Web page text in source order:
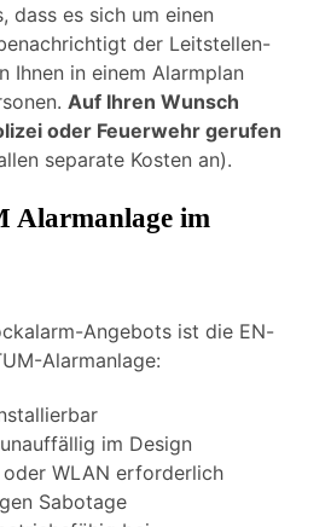
dass es sich um einen
der Leitstellen-
Ihnen in einem Alarmplan
Auf Ihren Wunsch
oder Feuerwehr gerufen
separate Kosten an).
Alarmanlage im
Angebots ist die EN-
Alarmanlage:
im Design
WLAN erforderlich
Sabotage